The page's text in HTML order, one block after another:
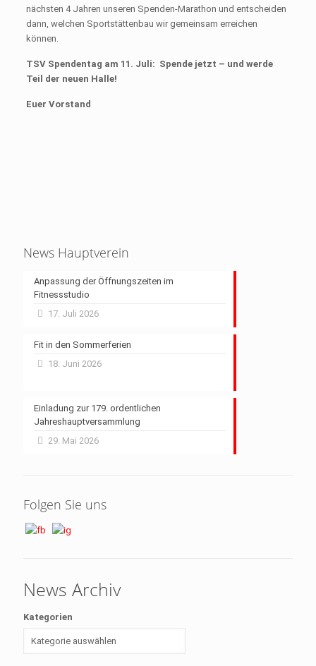
nächsten 4 Jahren unseren Spenden-Marathon und entscheiden
dann, welchen Sportstättenbau wir gemeinsam erreichen
können.
TSV Spendentag am 11. Juli: Spende jetzt – und werde
Teil der neuen Halle!
Euer Vorstand
News Hauptverein
Anpassung der Öffnungszeiten im
Fitnessstudio
17. Juli 2026
Fit in den Sommerferien
18. Juni 2026
Einladung zur 179. ordentlichen
Jahreshauptversammlung
29. Mai 2026
Folgen Sie uns
News Archiv
Kategorien